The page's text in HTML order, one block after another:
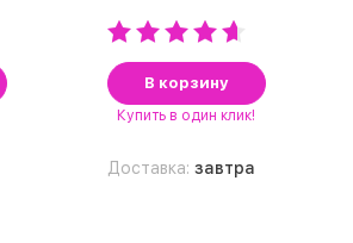
В корзину
Купить в один клик!
Доставка: завтра